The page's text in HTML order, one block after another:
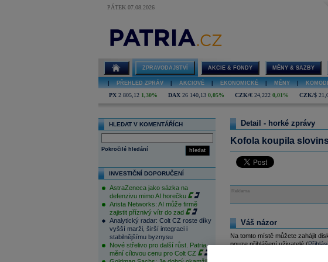
PÁTEK 07.08.2026
ZPRAVODAJSTVÍ AKCIE & FONDY MĚNY & SAZBY
PŘEHLED ZPRÁV AKCIOVÉ EKONOMICKÉ MĚNY
PX 2 805,12 1,30% DAX 26 140,13 0,05% CZK/€ 24,222 0,01% CZK/$
HLEDAT V KOMENTÁŘÍCH
hledat
Pokročilé hledání
INVESTIČNÍ DOPORUČENÍ
AstraZeneca jako sázka na
defenzivu mimo AI horečku
Arista Networks: AI může firmě
zajistit příznivý vítr do zad
Analytický radar: Colt CZ roste díky
vyšší marži, širší integraci i
stabilnějšímu byznysu
Nové střelivo pro další růst. Patria
mění cílovou cenu pro Colt CZ
Detail - horké zprávy
Kofola koupila
Reklama
Váš názor
Na tomto místě můžete zahájit
pouze přihlášení uživatelé (